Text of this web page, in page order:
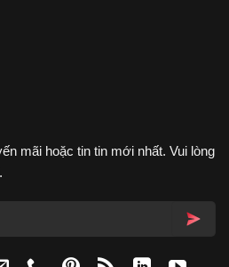
mãi hoặc tin tin mới nhất. Vui lòng